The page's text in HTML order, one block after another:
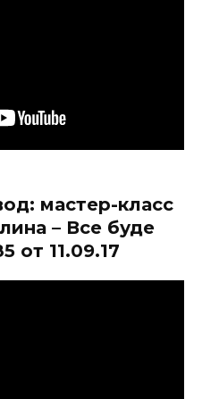
мастер-класс
– Все буде
от 11.09.17